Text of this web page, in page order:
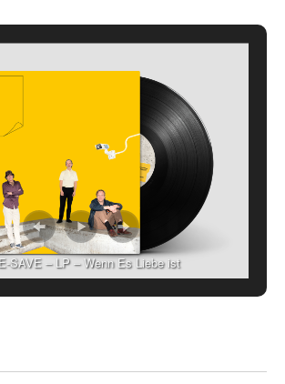
SAVE – LP – Wenn Es Liebe ist